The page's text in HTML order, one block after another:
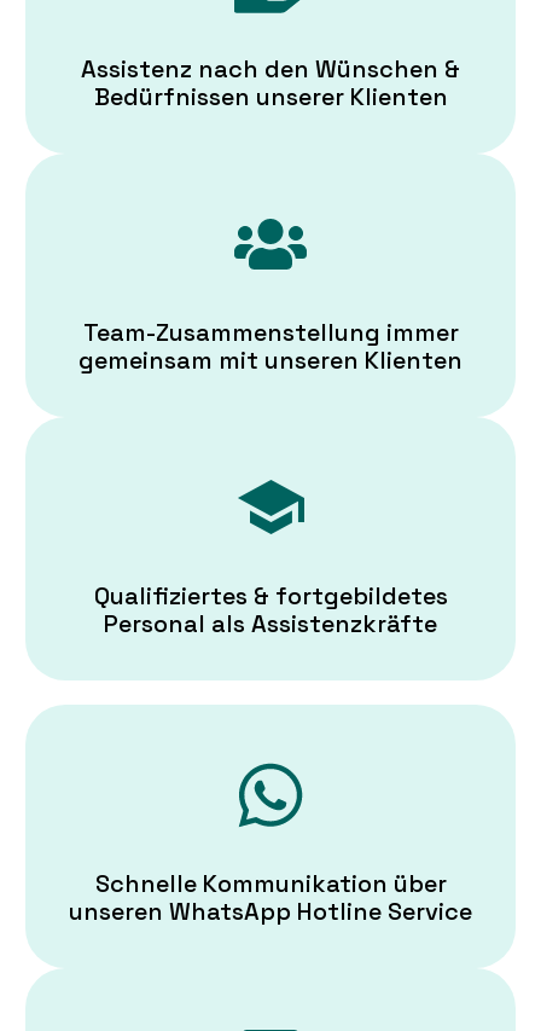
Assistenz nach den Wünschen &
Bedürfnissen unserer Klienten
Team-Zusammenstellung immer
gemeinsam mit unseren Klienten
Qualifiziertes & fortgebildetes
Personal als Assistenzkräfte
Schnelle Kommunikation über
unseren WhatsApp Hotline Service